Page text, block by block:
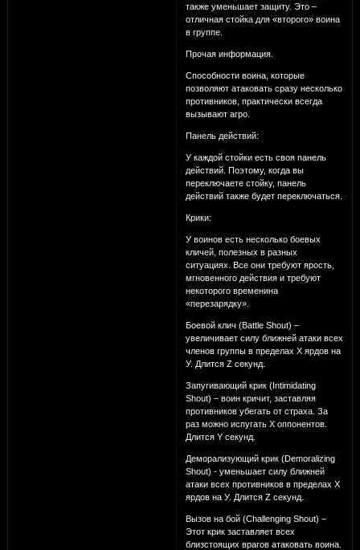
также уменьшает защиту. Это –
отличная стойка для «второго» воина
в группе.
Прочая информация.
Способности воина, которые
позволяют атаковать сразу несколько
противников, практически всегда
вызывают агро.
Панель действий:
У каждой стойки есть своя панель
действий. Поэтому, когда вы
переключаете стойку, панель
действий также будет переключаться.
Крики:
У воинов есть несколько боевых
кличей, полезных в разных
ситуациях. Все они требуют ярость,
мгновенного действия и требуют
некоторого временина
«перезарядку».
Боевой клич (Battle Shout) –
увеличивает силу ближней атаки всех
членов группы в пределах Х ярдов на
У. Длится Z секунд.
Запугивающий крик (Intimidating
Shout) – воин кричит, заставляя
противников убегать от страха. За
раз можно испугать Х оппонентов.
Длится Y секунд.
Деморализующий крик (Demoralizing
Shout) - уменьшает силу ближней
атаки всех противников в пределах Х
ярдов на У. Длится Z секунд.
Вызов на бой (Challenging Shout) –
Этот крик заставляет всех
близстоящих врагов атаковать воина.